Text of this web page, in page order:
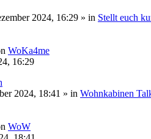
2024, 16:29 » in Stellt euch
WoKa4me
16:29
2024, 18:41 » in Wohnkabinen
WoW